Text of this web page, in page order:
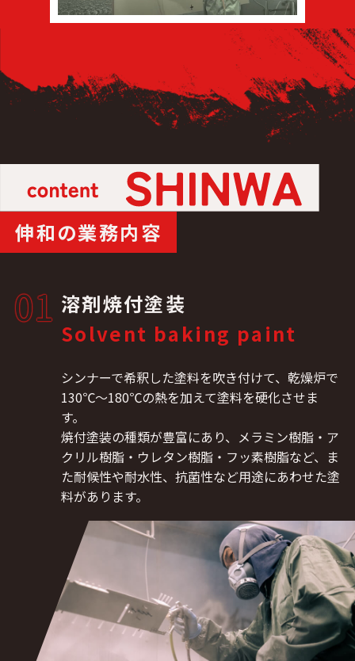
伸和の業務内容
01 溶剤焼付塗装
Solvent baking paint
シンナーで希釈した塗料を吹き付けて、乾燥炉で
130℃～180℃の熱を加えて塗料を硬化させま
す。
焼付塗装の種類が豊富にあり、メラミン樹脂・ア
クリル樹脂・ウレタン樹脂・フッ素樹脂など、ま
た耐候性や耐水性、抗菌性など用途にあわせた塗
料があります。